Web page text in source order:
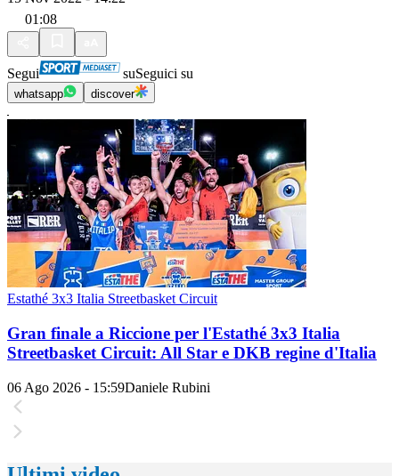
01:08
Segui suSeguici su
whatsapp discover
Estathé 3x3 Italia Streetbasket Circuit
Gran finale a Riccione per l'Estathé 3x3 Italia
Streetbasket Circuit: All Star e DKB regine d'Italia
06 Ago 2026 - 15:59Daniele Rubini